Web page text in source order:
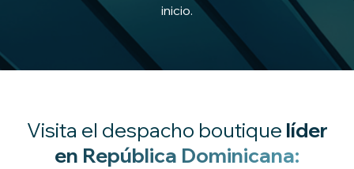
inicio.
Visita el despacho boutique líder
en República Dominicana: